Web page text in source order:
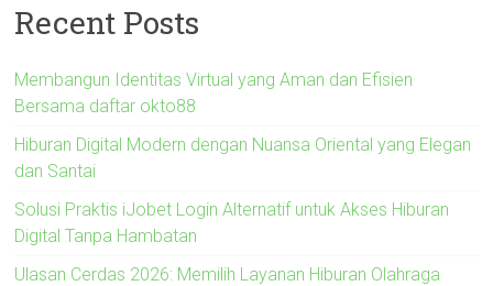
Recent Posts
Membangun Identitas Virtual yang Aman dan Efisien
Bersama daftar okto88
Hiburan Digital Modern dengan Nuansa Oriental yang Elegan
dan Santai
Solusi Praktis iJobet Login Alternatif untuk Akses Hiburan
Digital Tanpa Hambatan
Ulasan Cerdas 2026: Memilih Layanan Hiburan Olahraga